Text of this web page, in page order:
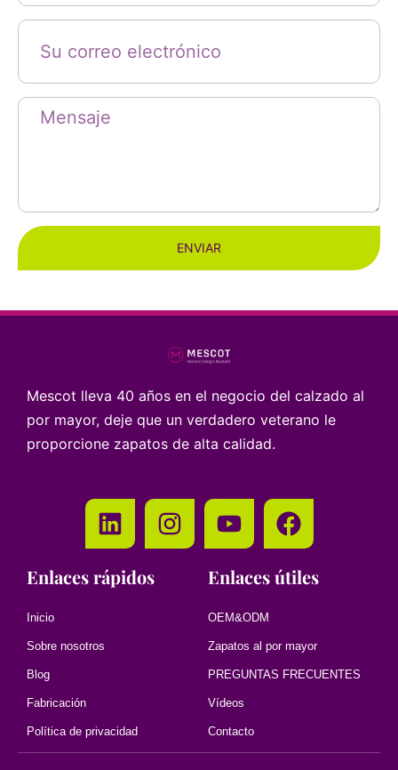
ENVIAR
Mescot lleva 40 años en el negocio del calzado al
por mayor, deje que un verdadero veterano le
proporcione zapatos de alta calidad.
Enlaces rápidos
Inicio
Sobre nosotros
Blog
Fabricación
Política de privacidad
Enlaces útiles
OEM&ODM
Zapatos al por mayor
PREGUNTAS FRECUENTES
Vídeos
Contacto